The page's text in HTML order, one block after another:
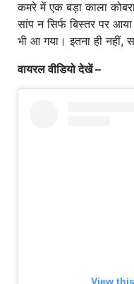
कमरे में एक बड़ा काला
सांप न सिर्फ बिस्तर पर
भी आ गया। इतना ही नहीं,
वायरल वीडियो देखें –
View